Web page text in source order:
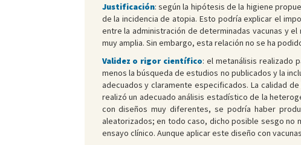
Justificación: según la hipótesis de la higiene
de la incidencia de atopia. Esto podría explicar el
entre la administración de determinadas vacunas y
muy amplia. Sin embargo, esta relación no se ha
Validez o rigor científico: el metanálisis realizado
menos la búsqueda de estudios no publicados y la
adecuados y claramente especificados. La calidad
realizó un adecuado análisis estadístico de la
con diseños muy diferentes, se podría haber
aleatorizados; en todo caso, dicho posible sesgo no
ensayo clínico. Aunque aplicar este diseño con